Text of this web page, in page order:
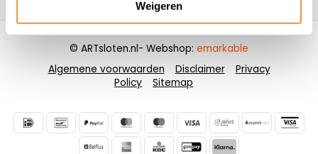
Weigeren
Algemene voorwaarden Disclaimer
Privacy
Policy
Sitemap
© ARTsloten.nl- Webshop: emarkable